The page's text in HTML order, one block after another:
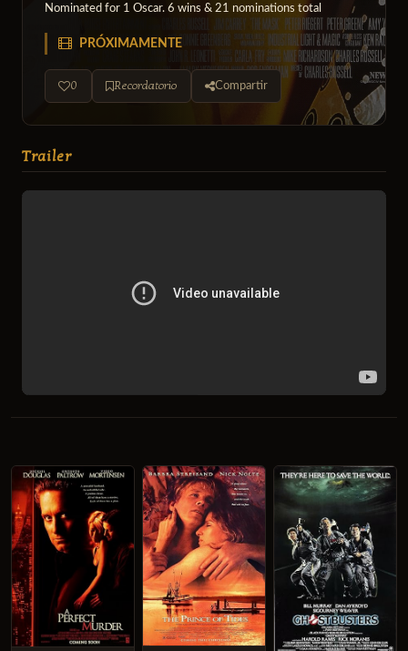
Nominated for 1 Oscar. 6 wins & 21 nominations total
PRÓXIMAMENTE
0 Recordatorio Compartir
Trailer